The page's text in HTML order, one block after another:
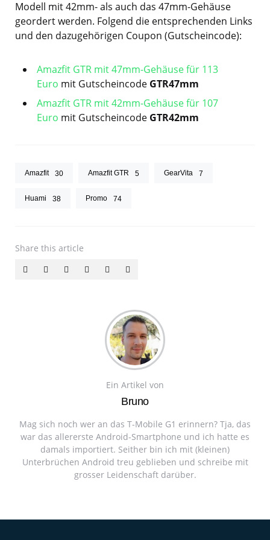
Modell mit 42mm- als auch das 47mm-Gehäuse
geordert werden. Folgend die entsprechenden Links
und den dazugehörigen Coupon (Gutscheincode):
Amazfit GTR mit 47mm-Gehäuse für 113
Euro mit Gutscheincode GTR47mm
Amazfit GTR mit 42mm-Gehäuse für 107
Euro mit Gutscheincode GTR42mm
Amazfit 30 Amazfit GTR 5 GearVita 7
Huami 38 Promo 74
Share this article
Ein Artikel von
Bruno
Mag sich noch wer an das T-Mobile G1 erinnern? Tja, das
war das allererste Android-Smartphone und ich hatte es
damals importiert. Seither bin ich mit (kleinen)
Unterbrüchen Android treu geblieben und schreibe mit
grosser Leidenschaft darüber.